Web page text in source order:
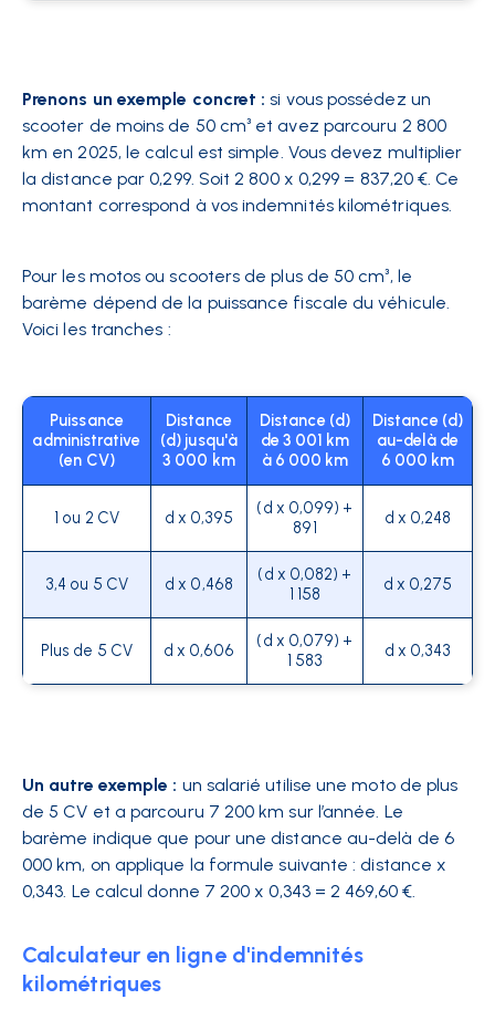
Prenons un exemple concret : si vous possédez un
scooter de moins de 50 cm³ et avez parcouru 2 800
km en 2025, le calcul est simple. Vous devez multiplier
la distance par 0,299. Soit 2 800 x 0,299 = 837,20 €. Ce
montant correspond à vos indemnités kilométriques.
Pour les motos ou scooters de plus de 50 cm³, le
barème dépend de la puissance fiscale du véhicule.
Voici les tranches :
Puissance
administrative
(en CV)
Distance
(d) jusqu'à
3 000 km
Distance (d)
de 3 001 km
à 6 000 km
Distance (d)
au-delà de
6 000 km
1 ou 2 CV d x 0,395
(d x 0,099) +
891
d x 0,248
3,4 ou 5 CV d x 0,468
(d x 0,082) +
1 158
d x 0,275
Plus de 5 CV d x 0,606
(d x 0,079) +
1 583
d x 0,343
Un autre exemple : un salarié utilise une moto de plus
de 5 CV et a parcouru 7 200 km sur l’année. Le
barème indique que pour une distance au-delà de 6
000 km, on applique la formule suivante : distance x
0,343. Le calcul donne 7 200 x 0,343 = 2 469,60 €.
Calculateur en ligne d'indemnités
kilométriques